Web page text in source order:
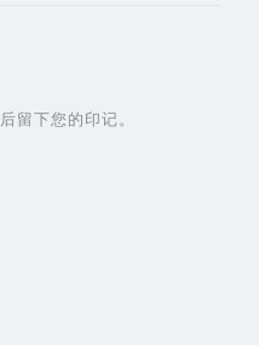
后留下您的印记。